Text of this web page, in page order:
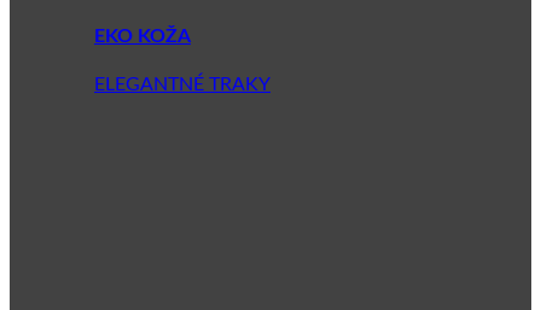
EKO KOŽA
ELEGANTNÉ TRAKY